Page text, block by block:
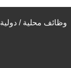
وظائف محلية / دولية